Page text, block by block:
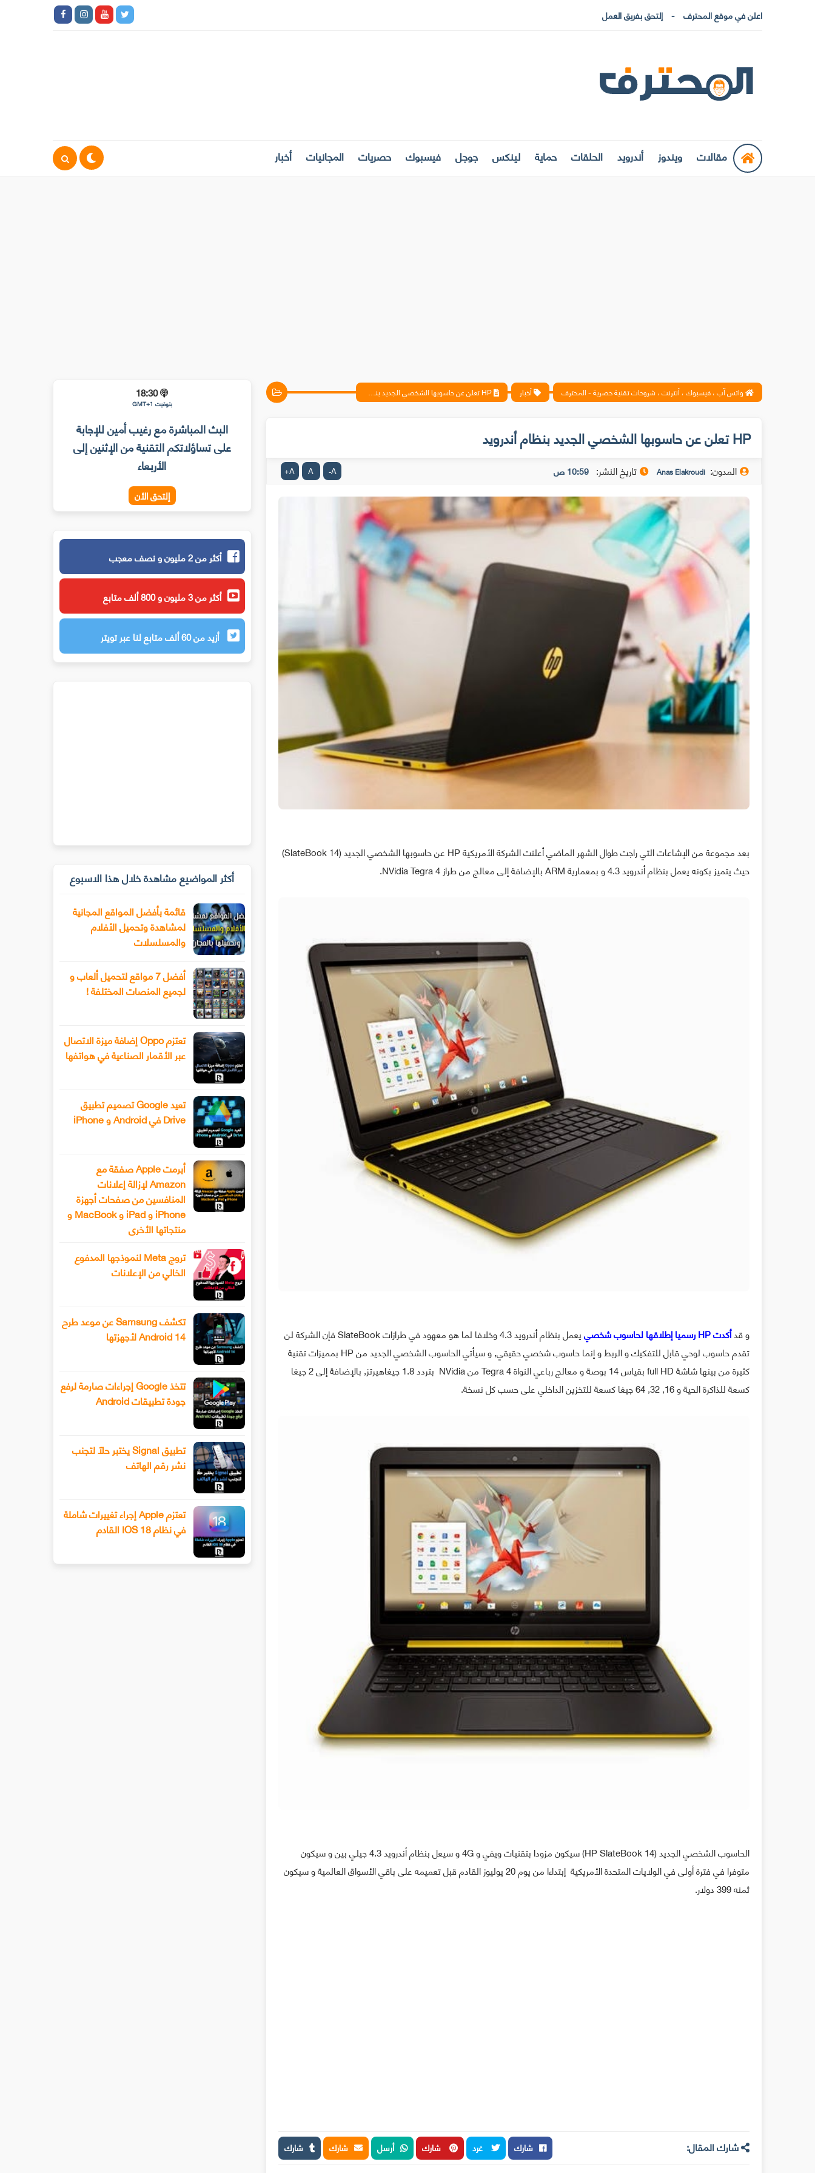
اعلن في موقع المحترف إلتحق بفريق العمل
مقالات ويندوز أندرويد الحلقات حماية لينكس جوجل فيسبوك حصريات المجانيات أخبار
واتس آب ، فيسبوك ، أنترنت ، شروحات تقنية حصرية - المحترف أخبار
HP تعلن عن حاسوبها الشخصي الجديد بنظام أندرويد
المدون: Anas Elakroudi تاريخ النشر: 10:59 ص A
-
A
A
+
بعد مجموعة من الإشاعات التي راجت طوال الشهر الماضي أعلنت الشركة الأمريكية HP عن حاسوبها الشخصي الجديد (SlateBook 14)
حيث يتميز بكونه يعمل بنظام أندرويد 4.3 و بمعمارية ARM بالإضافة إلى معالج من طراز NVidia Tegra 4.
و قدأكدت HP رسميا إطلاقها لحاسوب شخصي
يعمل بنظام أندرويد 4.3 وخلافا لما هو معهود في طرازات SlateBook فإن الشركة لن
تقدم حاسوب لوحي قابل للتفكيك و الربط و إنما حاسوب شخصي حقيقي, و سيأتي الحاسوب الشخصي الجديد من HP بمميزات تقنية
كثيرة من بينها شاشة full HD بقياس 14 بوصة و معالج رباعي النواة Tegra 4 من NVidia بتردد 1.8 جيغاهيرتز, بالإضافة إلى 2 جيغا
كسعة للذاكرة الحية و 16, 32, 64 جيغا كسعة للتخزين الداخلي على حسب كل نسخة.
الحاسوب الشخصي الجديد (HP SlateBook 14) سيكون مزودا بتقنيات ويفي و 4G و سيعل بنظام أندرويد 4.3 جيلي بين و سيكون
متوفرا في فترة أولى في الولايات المتحدة الأمريكية إبتداءا من يوم 20 يوليوز القادم قبل تعميمه على باقي الأسواق العالمية و سيكون
ثمنه 399 دولار.
شارك المقال: شارك غرد شارك أرسل شارك شارك
18:30
بتوقيت GMT+1
البث المباشرة مع رغيب أمين للإجابة
على تساؤلاتكم التقنية من الإثنين إلى
الأربعاء
إلتحق الأن
أكثر من 2 مليون و نصف معجب
أكثر من 3 مليون و 800 ألف متابع
أزيد من 60 ألف متابع لنا عبر تويتر
أكثر المواضيع مشاهدة خلال هذا الاسبوع
قائمة بأفضل المواقع المجانية
لمشاهدة وتحميل الأفلام
والمسلسلات
أفضل 7 مواقع لتحميل ألعاب و
لجميع المنصات المختلفة !
تعتزم Oppo إضافة ميزة الاتصال
عبر الأقمار الصناعية في هواتفها
تعيد Google تصميم تطبيق
Drive في Android و iPhone
أبرمت Apple صفقة مع
Amazon لإزالة إعلانات
المنافسين من صفحات أجهزة
iPhone و iPad و MacBook و
منتجاتها الأخرى
تروج Meta لنموذجها المدفوع
الخالي من الإعلانات
تكشف Samsung عن موعد طرح
Android 14 لأجهزتها
تتخذ Google إجراءات صارمة لرفع
جودة تطبيقات Android
تطبيق Signal يختبر حلًا لتجنب
نشر رقم الهاتف
تعتزم Apple إجراء تغييرات شاملة
في نظام IOS 18 القادم